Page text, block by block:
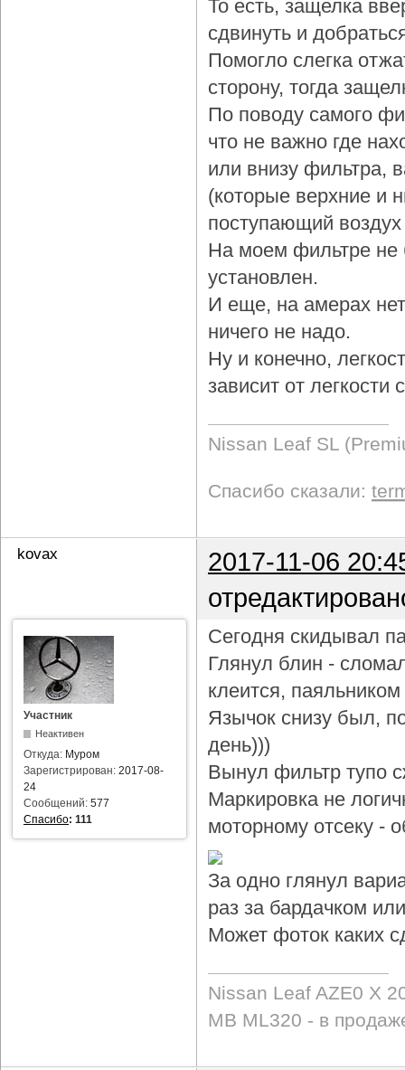
То есть, защелка
сдвинуть и
Помогло слегка
сторону, тогда
По поводу самого
что не важно где
или внизу фильтра,
(которые верхние и
поступающий
На моем фильтре не
установлен.
И еще, на амерах
ничего не надо.
Ну и конечно,
зависит от
Nissan Leaf SL
Спасибо сказали:
kovax
2017-11-06
Участник
Неактивен
Откуда: Муром
Зарегистрирован: 2017-08-
24
Сообщений: 577
Спасибо: 111
Сегодня скидывал
Глянул блин -
клеится,
Язычок снизу был,
день)))
Вынул фильтр тупо
Маркировка не
моторному отсеку -
За одно глянул
раз за бардачком
Может фоток каких
Nissan Leaf AZE0 X
MB ML320 - в